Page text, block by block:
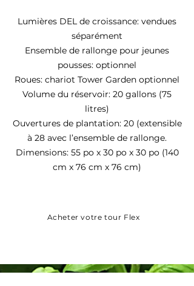
Lumières DEL de croissance: vendues
séparément
Ensemble de rallonge pour jeunes
pousses: optionnel
Roues: chariot Tower Garden optionnel
Volume du réservoir: 20 gallons (75
litres)
Ouvertures de plantation: 20 (extensible
à 28 avec l’ensemble de rallonge.
Dimensions: 55 po x 30 po x 30 po (140
cm x 76 cm x 76 cm)
Acheter votre tour Flex